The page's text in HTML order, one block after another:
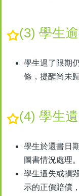
(3) 學生
學生過了限期
條，提醒尚未
(4) 學生
學生於還書日
圖書情況處理。
學生遺失或損
示的正價賠償